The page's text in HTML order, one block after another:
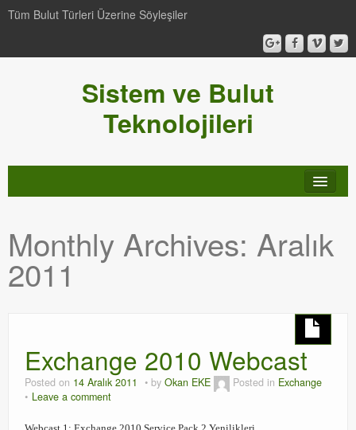
Tüm Bulut Türleri Üzerine Söyleşiler
Sistem ve Bulut
Teknolojileri
Genel
Video-Webcast-Seminer
SCOM
Orchestrator
Monthly Archives: Aralık
2011
Exchange 2010 Webcast
Posted on 14 Aralık 2011 by Okan EKE Posted in Exchange
Leave a comment